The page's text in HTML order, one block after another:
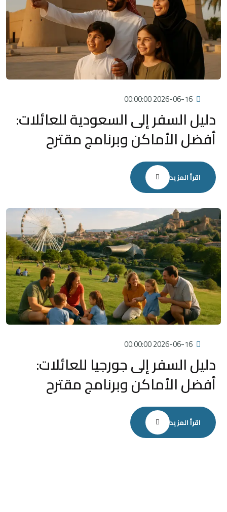
2026-06-16 00:00:00
دليل السفر إلى السعودية للعائلات:
أفضل الأماكن وبرنامج مقترح
اقرأ المزيد
2026-06-16 00:00:00
دليل السفر إلى جورجيا للعائلات:
أفضل الأماكن وبرنامج مقترح
اقرأ المزيد